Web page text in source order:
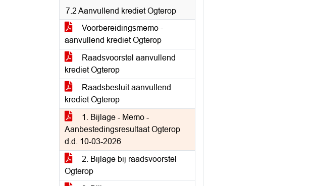
7.2 Aanvullend krediet Ogterop
Voorbereidingsmemo -
aanvullend krediet Ogterop
Raadsvoorstel aanvullend
krediet Ogterop
Raadsbesluit aanvullend
krediet Ogterop
1. Bijlage - Memo -
Aanbestedingsresultaat Ogterop
d.d. 10-03-2026
2. Bijlage bij raadsvoorstel
Ogterop